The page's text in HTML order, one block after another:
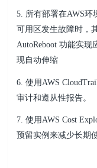
5. 所有部署在AWS环
可用区发生故障时，
AutoReboot 功能实现
现自动伸缩
6. 使用AWS
审计和遵从性报告。
7. 使用AWS Cost
预留实例来减少长期